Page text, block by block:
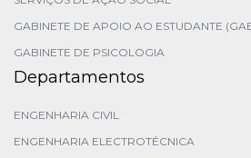
GABINETE DE APOIO AO ESTUDANTE
GABINETE DE PSICOLOGIA
Departamentos
ENGENHARIA CIVIL
ENGENHARIA ELECTROTÉCNICA